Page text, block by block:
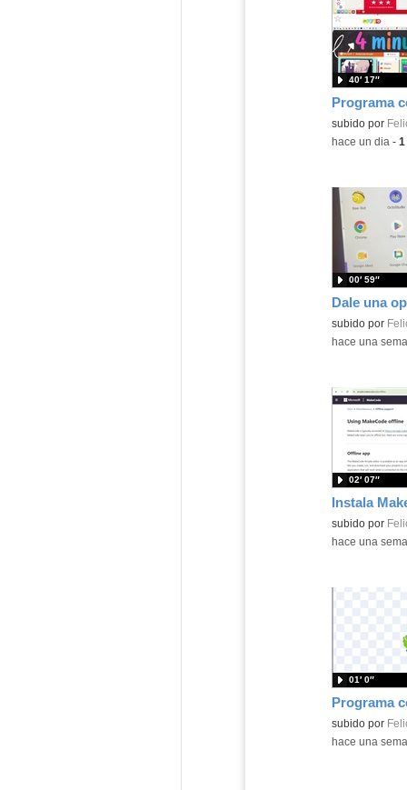
Contenido
subido por
40′ 17″
-hace un dia - 1
Contenido
subido por
00′ 59″
-hace una
Contenido
subido por
02′ 07″
-hace una
Contenido
subido por
01′ 0″
-hace una